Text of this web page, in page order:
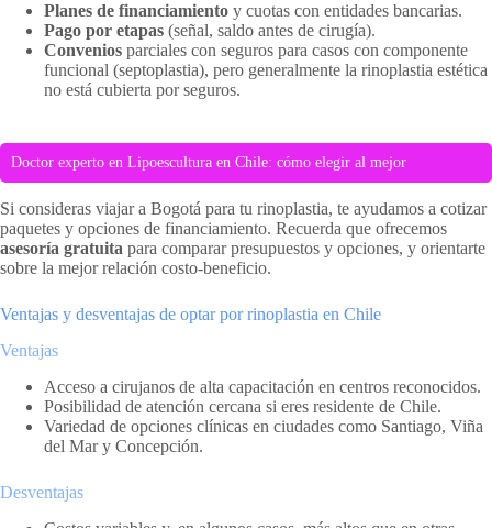
Planes de financiamiento y cuotas con entidades bancarias.
Pago por etapas (señal, saldo antes de cirugía).
Convenios parciales con seguros para casos con componente
funcional (septoplastia), pero generalmente la rinoplastia estética
no está cubierta por seguros.
Doctor experto en Lipoescultura en Chile: cómo elegir al mejor
Si consideras viajar a Bogotá para tu rinoplastia, te ayudamos a cotizar
paquetes y opciones de financiamiento. Recuerda que ofrecemos
asesoría gratuita para comparar presupuestos y opciones, y orientarte
sobre la mejor relación costo-beneficio.
Ventajas y desventajas de optar por rinoplastia en Chile
Ventajas
Acceso a cirujanos de alta capacitación en centros reconocidos.
Posibilidad de atención cercana si eres residente de Chile.
Variedad de opciones clínicas en ciudades como Santiago, Viña
del Mar y Concepción.
Desventajas